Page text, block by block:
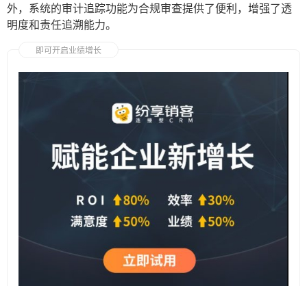
外，系统的审计追踪功能为合规审查提供了便利，增强了透
明度和责任追溯能力。
即可开启业绩增长